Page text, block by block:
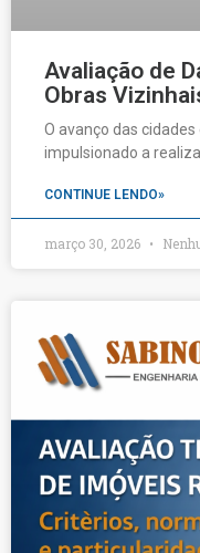
Avaliação de
Obras
O avanço das
impulsionado a
CONTINUE LENDO»
março 30, 2026